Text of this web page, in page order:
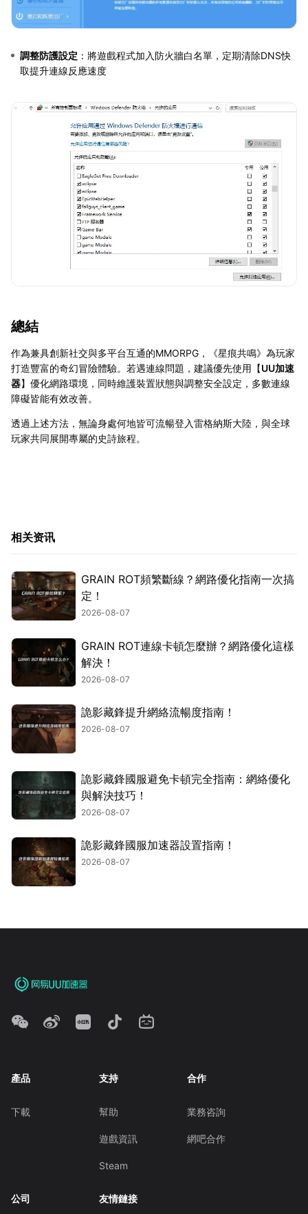
調整防護設定 ：將遊戲程式加入防火牆白名單，定期清除DNS快
取提升連線反應速度
總結
作為兼具創新社交與多平台互通的MMORPG，《星痕共鳴》為玩家
打造豐富的奇幻冒險體驗。若遇連線問題，建議優先使用【UU加速
器】優化網路環境，同時維護裝置狀態與調整安全設定，多數連線
障礙皆能有效改善。
透過上述方法，無論身處何地皆可流暢登入雷格納斯大陸，與全球
玩家共同展開專屬的史詩旅程。
相关资讯
GRAIN ROT頻繁斷線？網路優化指南一次搞
定！
2026-08-07
GRAIN ROT連線卡頓怎麼辦？網路優化這樣
解決！
2026-08-07
詭影藏鋒提升網絡流暢度指南！
2026-08-07
詭影藏鋒國服避免卡頓完全指南：網絡優化
與解決技巧！
2026-08-07
詭影藏鋒國服加速器設置指南！
2026-08-07
產品
下載
支持
幫助
遊戲資訊
Steam
合作
業務咨詢
網吧合作
公司 友情鏈接